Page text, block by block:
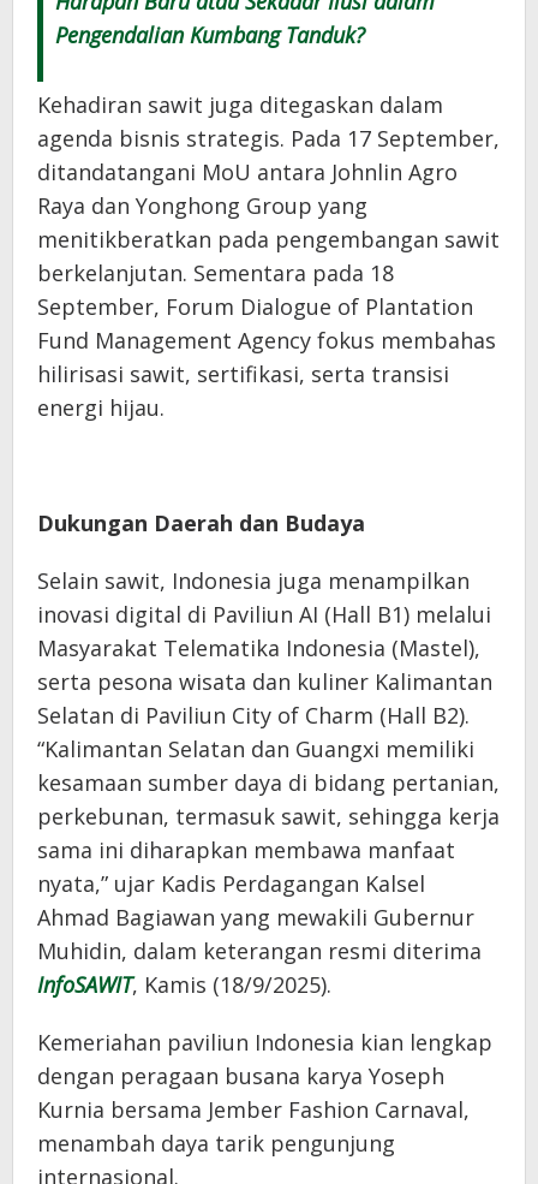
Pengendalian Kumbang Tanduk?
Kehadiran sawit juga ditegaskan dalam
agenda bisnis strategis. Pada 17 September,
ditandatangani MoU antara Johnlin Agro
Raya dan Yonghong Group yang
menitikberatkan pada pengembangan sawit
berkelanjutan. Sementara pada 18
September, Forum Dialogue of Plantation
Fund Management Agency fokus membahas
hilirisasi sawit, sertifikasi, serta transisi
energi hijau.
Dukungan Daerah dan Budaya
Selain sawit, Indonesia juga menampilkan
inovasi digital di Paviliun AI (Hall B1) melalui
Masyarakat Telematika Indonesia (Mastel),
serta pesona wisata dan kuliner Kalimantan
Selatan di Paviliun City of Charm (Hall B2).
“Kalimantan Selatan dan Guangxi memiliki
kesamaan sumber daya di bidang pertanian,
perkebunan, termasuk sawit, sehingga kerja
sama ini diharapkan membawa manfaat
nyata,” ujar Kadis Perdagangan Kalsel
Ahmad Bagiawan yang mewakili Gubernur
Muhidin, dalam keterangan resmi diterima
InfoSAWIT, Kamis (18/9/2025).
Kemeriahan paviliun Indonesia kian lengkap
dengan peragaan busana karya Yoseph
Kurnia bersama Jember Fashion Carnaval,
menambah daya tarik pengunjung
internasional.